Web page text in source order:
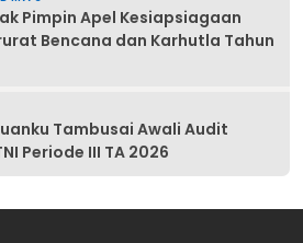
Pimpin Apel Kesiapsiagaan
Bencana dan Karhutla Tahun
Tambusai Awali Audit
Periode III TA 2026